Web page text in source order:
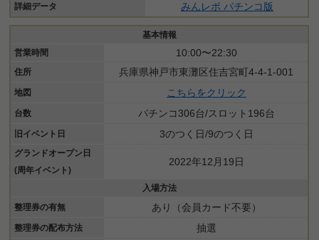
詳細データ みんレポ パチンコ版
基本情報
営業時間
10:00〜22:30
住所 兵庫県神戸市東灘区住吉宮町4-4-1-001
地図 こちらをクリック
台数 パチンコ306台/スロット196台
旧イベント日 3のつく日/9のつく日
グランドオープン日
(周年イベント)
2022年12月19日
入場方法
整理券の有無
あり（会員カード不要）
整理券の配布方法 抽選